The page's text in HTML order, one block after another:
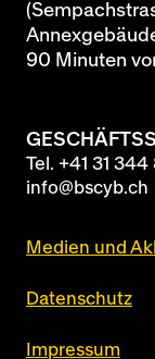
90 Minuten
Tel. +41 31 344
info@bscyb.ch
Medien und
Datenschutz
Impressum